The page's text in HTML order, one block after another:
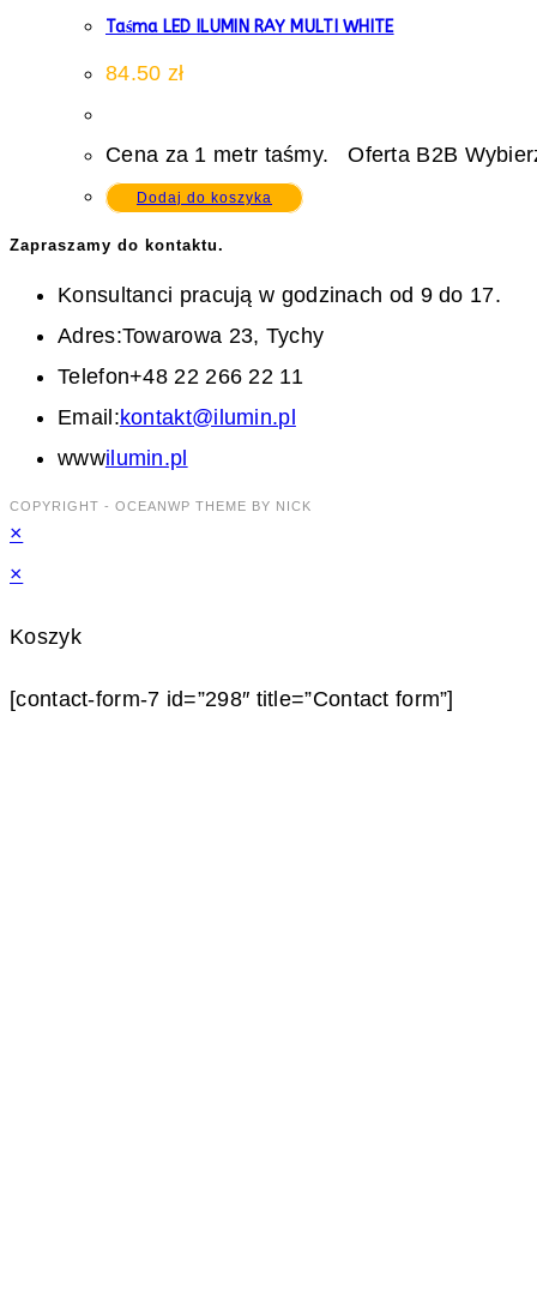
Taśma LED ILUMIN RAY MULTI WHITE
84.50 zł
Cena za 1 metr taśmy. Oferta B2B
Dodaj do koszyka
Zapraszamy do kontaktu.
Konsultanci pracują w godzinach od 9 do 17.
Adres:Towarowa 23, Tychy
Telefon+48 22 266 22 11
Email:kontakt@ilumin.plOpens
your
wwwilumin.pl
COPYRIGHT - OCEANWP THEME BY NICK
×
×
Koszyk
[contact-form-7 id=”298″ title=”Contact form”]